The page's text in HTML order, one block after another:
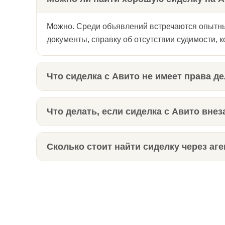
Можно. Среди объявлений встречаются
документы, справку об отсутствии
Что сиделка с Авито не имеет права
Сиделка - не медицинский работник. Она не
близкому нужны уколы или перевязки, нужна
Что делать, если сиделка с Авито
При самостоятельном найме - искать замену
присылает другого человека, не перекладывая
Сколько стоит найти сиделку через